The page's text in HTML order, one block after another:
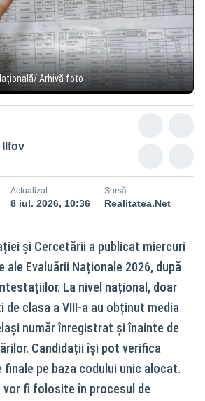
Arhivă foto
Ilfov
Actualizat
8 iul. 2026, 10:36
Sursă
Realitatea.Net
și Cercetării a publicat miercuri
ale Evaluării Naționale 2026, după
La nivel național, doar
de clasa a VIII-a au obținut media
număr înregistrat și înainte de
Candidații își pot verifica
finale pe baza codului unic alocat.
vor fi folosite în procesul de